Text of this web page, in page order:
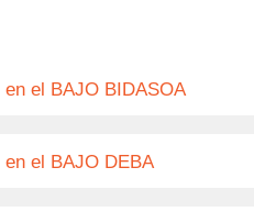
el BAJO BIDASOA
el BAJO DEBA